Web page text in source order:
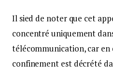
Il sied de noter que cet
concentré uniquement
télécommunication, car en
confinement est décrété